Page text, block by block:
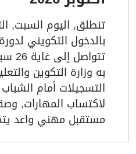
تنطلق, اليوم السبت,
به وزارة التكوين
التسجيلات أمام
لاكتساب المهارات,
مستقبل مهني واعد